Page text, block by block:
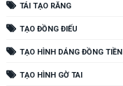
TÁI TẠO RĂNG
TẠO ĐỒNG ĐIẾU
TẠO HÌNH DÁNG ĐỒNG TIỀN
TẠO HÌNH GỜ TAI